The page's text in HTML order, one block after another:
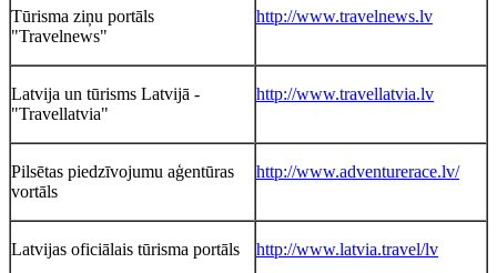
Tūrisma ziņu portāls
"Travelnews"
http://www.travelnews.lv
Latvija un tūrisms Latvijā -
"Travellatvia"
http://www.travellatvia.lv
Pilsētas piedzīvojumu aģentūras
vortāls
http://www.adventurerace.lv/
Latvijas oficiālais tūrisma portāls http://www.latvia.travel/lv